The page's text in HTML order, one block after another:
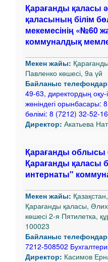
Қарағанды қаласы
қаласының білім
мекемесінің «№60
коммуналдық
Мекен жайы:
Павленко көшесі, 9а үй
Байланыс
49-63, директордың оқу-
жөніндегі орынбасары:
бөлімі: 8 (7212) 32-52-
Директор: Акатьева
Қарағанды облысы
Қарағанды қаласы
интернаты"
Мекен жайы:
Қарағанды қаласы,
көшесі 2-я Пятилетка,
100023
Байланыс
7212-508502
Директор: Касимов